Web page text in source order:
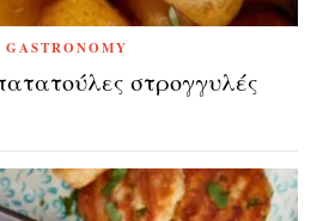
GASTRONOMY
στρογγυλές